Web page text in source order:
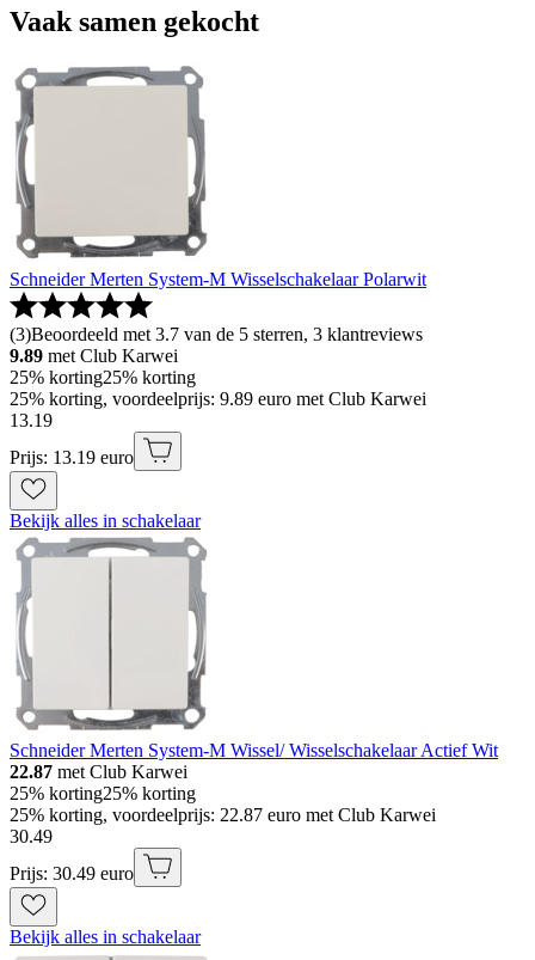
Vaak samen gekocht
Schneider Merten System-M Wisselschakelaar Polarwit
(3)Beoordeeld met 3.7 van de 5 sterren, 3 klantreviews
9.89 met Club Karwei
25% korting25% korting
25% korting, voordeelprijs: 9.89 euro met Club Karwei
13.19
Prijs: 13.19 euro
Bekijk alles in schakelaar
Schneider Merten System-M Wissel/ Wisselschakelaar Actief Wit
22.87 met Club Karwei
25% korting25% korting
25% korting, voordeelprijs: 22.87 euro met Club Karwei
30.49
Prijs: 30.49 euro
Bekijk alles in schakelaar